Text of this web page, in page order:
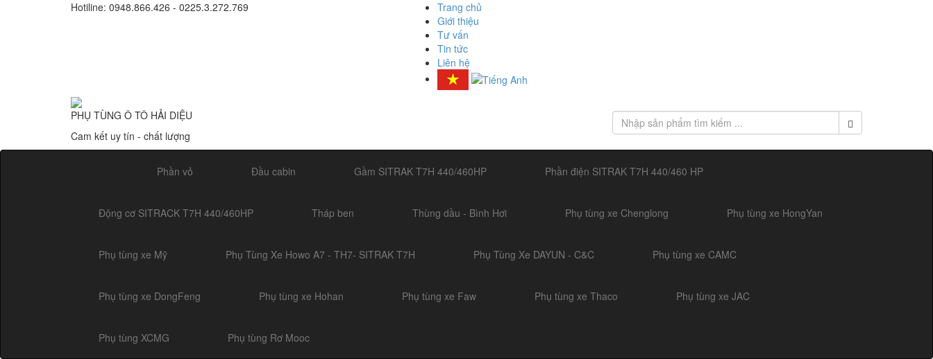
Hotiline: 0948.866.426 - 0225.3.272.769
Trang chủ
Giới thiệu
Tư vấn
Tin tức
Liên hệ
PHỤ TÙNG Ô TÔ HẢI DIỆU
Cam kết uy tín - chất lượng
Phần vỏ Đầu cabin Gầm SITRAK T7H 440/460HP Phần điện SITRAK T7H 440/460 HP
Động cơ SITRACK T7H 440/460HP Tháp ben Thùng dầu - Bình Hơi Phụ tùng xe Chenglong Phụ tùng xe HongYan
Phụ tùng xe Mỹ Phụ Tùng Xe Howo A7 - TH7- SITRAK T7H Phụ Tùng Xe DAYUN - C&C Phụ tùng xe CAMC
Phụ tùng xe DongFeng Phụ tùng xe Hohan Phụ tùng xe Faw Phụ tùng xe Thaco Phụ tùng xe JAC
Phụ tùng XCMG Phụ tùng Rơ Mooc